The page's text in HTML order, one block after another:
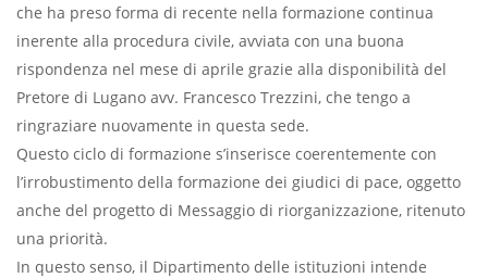
che ha preso forma di recente nella formazione continua
inerente alla procedura civile, avviata con una buona
rispondenza nel mese di aprile grazie alla disponibilità del
Pretore di Lugano avv. Francesco Trezzini, che tengo a
ringraziare nuovamente in questa sede.
Questo ciclo di formazione s’inserisce coerentemente con
l’irrobustimento della formazione dei giudici di pace, oggetto
anche del progetto di Messaggio di riorganizzazione, ritenuto
una priorità.
In questo senso, il Dipartimento delle istituzioni intende